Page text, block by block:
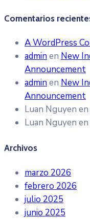
Comentarios
A WordPress
adminen New
Announcement
adminen New
Announcement
Luan Nguyen en
Luan Nguyen en
Archivos
marzo 2026
febrero 2026
julio 2025
junio 2025